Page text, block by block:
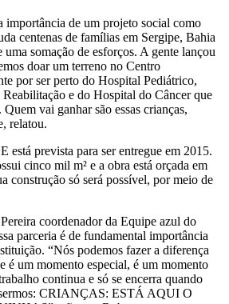
importância de um projeto social como
centenas de famílias em Sergipe, Bahia
uma somação de esforços. A gente lançou
doar um terreno no Centro
por ser perto do Hospital Pediátrico,
e do Hospital do Câncer que
vai ganhar são essas crianças,
relatou.
está prevista para ser entregue em 2015.
cinco mil m² e a obra está orçada em
construção só será possível, por meio de
coordenador da Equipe azul do
parceria é de fundamental importância
“Nós podemos fazer a diferença
é um momento especial, é um momento
continua e só se encerra quando
CRIANÇAS: ESTÁ AQUI O